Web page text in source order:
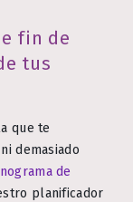
fin de
tus
que te
demasiado
de
planificador